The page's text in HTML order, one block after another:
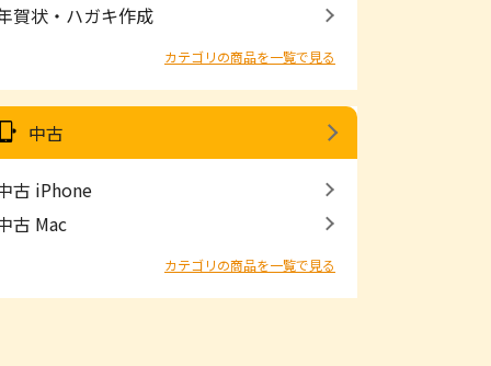
賀状・ハガキ作成
カテゴリの商品を一覧で見る
中古
古 iPhone
古 Mac
カテゴリの商品を一覧で見る